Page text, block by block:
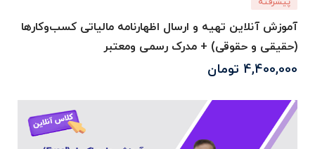
آموزش آنلاین تهیه و ارسال اظهارنامه مالیاتی کسب‌وکارها
(حقیقی و حقوقی) + مدرک رسمی ومعتبر
4,400,000 تومان